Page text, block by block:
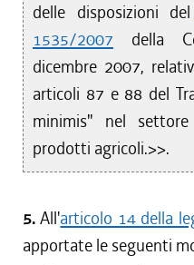
delle disposizioni del
1535/2007 della
dicembre 2007,
articoli 87 e 88 del
minimis" nel
prodotti agricoli.>>.
5.All'articolo 14 della
apportate le seguenti